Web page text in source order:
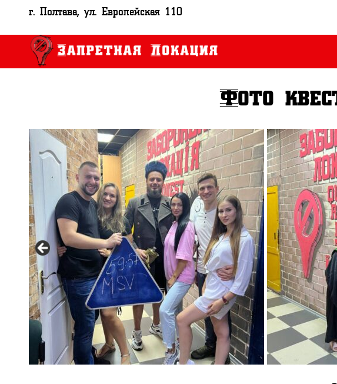
г. Полтава, ул. Европейская 110
Фото